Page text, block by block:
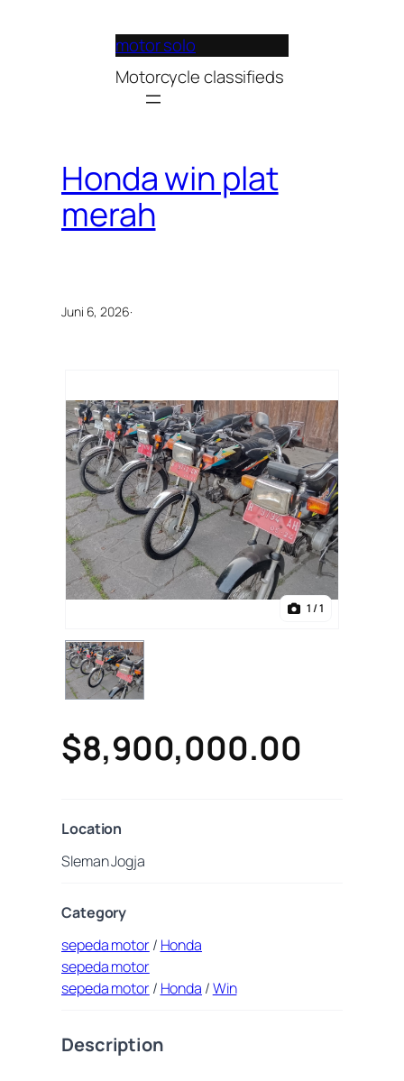
motor solo
Motorcycle classifieds
Honda win plat
merah
Juni 6, 2026·
1/ 1
$8,900,000.00
Location
Sleman Jogja
Category
sepeda motor/ Honda
sepeda motor
sepeda motor/ Honda /Win
Description